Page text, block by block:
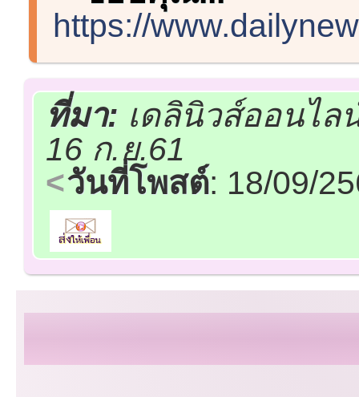
https://
ที่มา: เดลินิวส์ออนไ
16 ก.ย.61
วันที่โพสต์: 18/09/